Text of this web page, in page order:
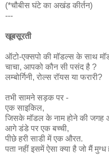
(*चौबीस घंटे का अखंड कीर्तन)
---
खूबसूरती
ऑटो-एक्सपो की मॉडल्स के साथ
चाचा, आपको कौन सी पसंद है ?
लम्बोर्गिनी, रोल्स रॉयस या फरारी?
तभी सामने सड़क पर -
एक साइकिल,
जिसके मॉडल के नाम होने की जगह
आगे डंडे पर एक बच्ची,
पीछे हरी साडी में एक औरत.
पता नहीं इसमें ऐसा क्या है जो मैं मुग्ध